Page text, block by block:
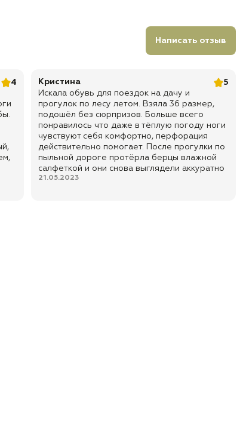
Написать отзыв
4
Кристина
5
Искала обувь для поездок на дачу и
прогулок по лесу летом. Взяла 36 размер,
подошёл без сюрпризов. Больше всего
понравилось что даже в тёплую погоду ноги
чувствуют себя комфортно, перфорация
действительно помогает. После прогулки по
пыльной дороге протёрла берцы влажной
салфеткой и они снова выглядели аккуратно
21.05.2023